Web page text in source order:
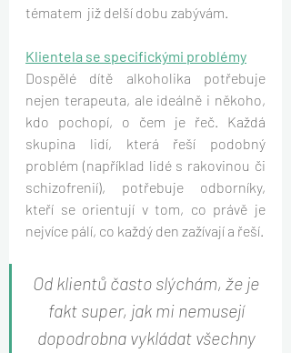
tématem  již delší dobu zabývám.
Klientela se specifickými problémy
Dospělé dítě alkoholika potřebuje
nejen terapeuta, ale ideálně i někoho,
kdo pochopí, o čem je řeč. Každá
skupina lidí, která řeší podobný
problém (například lidé s rakovinou či
schizofrenií), potřebuje odborníky,
kteří se orientují v tom, co právě je
nejvíce pálí, co každý den zažívají a řeší.
Od klientů často slýchám, že je
fakt super, jak mi nemusejí
dopodrobna vykládat všechny